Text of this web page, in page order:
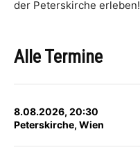
der Peterskirche erleben!
Alle Termine
8.08.2026, 20:30
Peterskirche, Wien